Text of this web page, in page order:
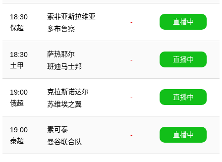
18:30
保超
索非亚斯拉维亚
-
多布鲁察
直播中
18:30
土甲
萨热耶尔
-
班迪马士邦
直播中
19:00
俄超
克拉斯诺达尔
-
苏维埃之翼
直播中
19:00
泰超
素可泰
-
曼谷联合队
直播中